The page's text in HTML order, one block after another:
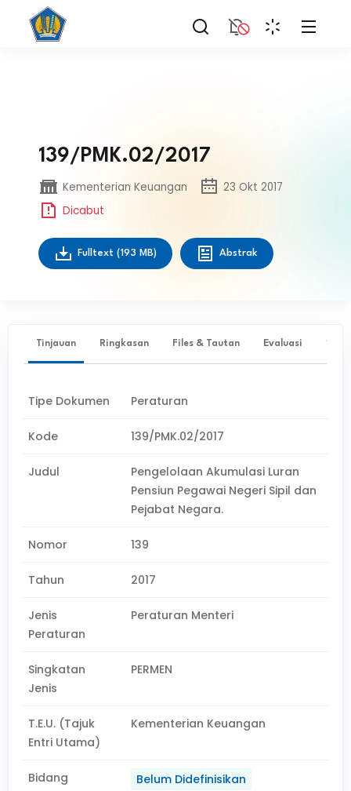
139/PMK.02/2017
Kementerian Keuangan
23 Okt 2017
Dicabut
Fulltext (193 MB) Abstrak
Tinjauan Ringkasan Files & Tautan Evaluasi ✨
Tipe Dokumen Peraturan
Kode 139/PMK.02/2017
Judul
Pengelolaan Akumulasi Luran
Pensiun Pegawai Negeri Sipil dan
Pejabat Negara.
Nomor 139
Tahun 2017
Jenis
Peraturan
Peraturan Menteri
Singkatan
Jenis
PERMEN
T.E.U. (Tajuk
Entri Utama)
Kementerian Keuangan
Bidang Belum Didefinisikan